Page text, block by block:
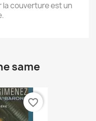
couverture est un
same
favorite_border